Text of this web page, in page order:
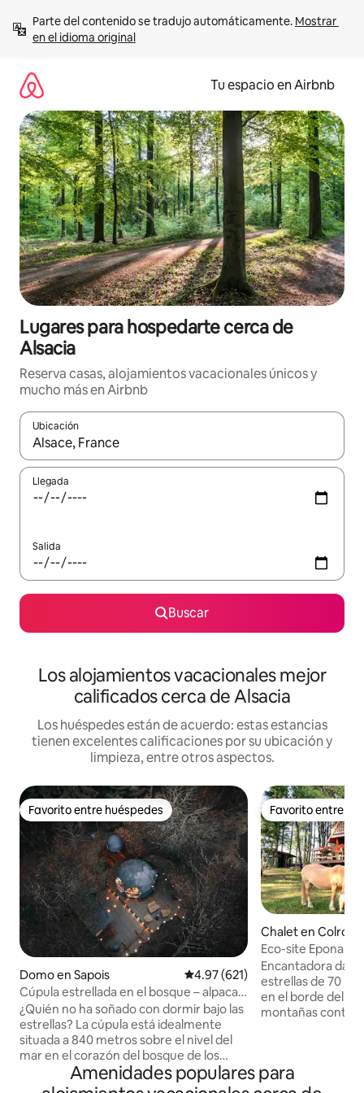
contenido
Parte del contenido se tradujo automáticamente. Mostrar
en el idioma original
Tu espacio en Airbnb
Lugares para hospedarte cerca de
Alsacia
Reserva casas, alojamientos vacacionales únicos y
mucho más en Airbnb
Ubicación
Cuando los resultados estén disponibles, podrás navegar
Llegada
Salida
Buscar
Los alojamientos vacacionales mejor
calificados cerca de Alsacia
Los huéspedes están de acuerdo: estas estancias
tienen excelentes calificaciones por su ubicación y
limpieza, entre otros aspectos.
Favorito entre huéspedes
Favorito entre huéspedes
Domo en Sapois Calificación promedio: 4.97 de
4.97 (621)
Cúpula estrellada en el bosque – alpacas
y naturaleza en Gérardmer
¿Quién no ha soñado con dormir bajo las
estrellas? La cúpula está idealmente
situada a 840 metros sobre el nivel del
mar en el corazón del bosque de los
Vosgos, aislada de cualquier vecino, para
una tranquilidad óptima. Situado en una
Favorito entre
Favorito entre
Chalet en Colroy-
e
Eco-site Epona
Natural de los
Encantadora
estrellas de 70
en el borde del
montañas
Neumáticos de
cadenas o calcetines Cabaña
Amenidades populares para